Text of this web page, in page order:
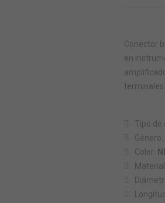
Conector
en
terminales
Tipo de
Género:
Color: